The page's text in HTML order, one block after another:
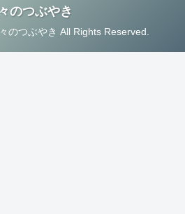
のつぶやき
のつぶやき All Rights Reserved.